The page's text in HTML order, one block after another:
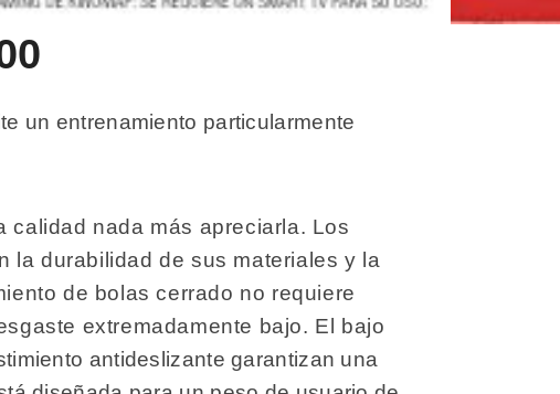
un entrenamiento particularmente
calidad nada más apreciarla. Los
la durabilidad de sus materiales y la
de bolas cerrado no requiere
extremadamente bajo. El bajo
antideslizante garantizan una